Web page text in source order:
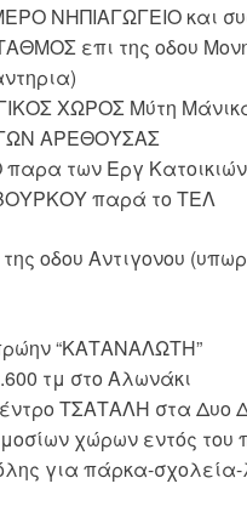
ΝΗΠΙΑΓΩΓΕΙΟ και
επι της οδου
ΧΩΡΟΣ Μύτη
ΑΡΕΘΟΥΣΑΣ
των Εργ
παρά το ΤΕΛ
οδου Αντιγονου
“ΚΑΤΑΝΑΛΩΤΗ”
τμ στο Αλωνάκι
ΤΣΑΤΑΛΗ στα Δυο
χώρων εντός του
για πάρκα-σχολεία-